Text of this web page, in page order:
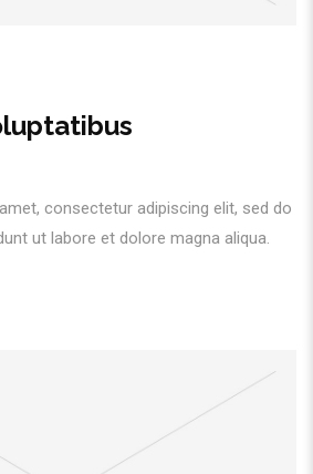
consectetur adipiscing elit, sed do
ut labore et dolore magna aliqua.